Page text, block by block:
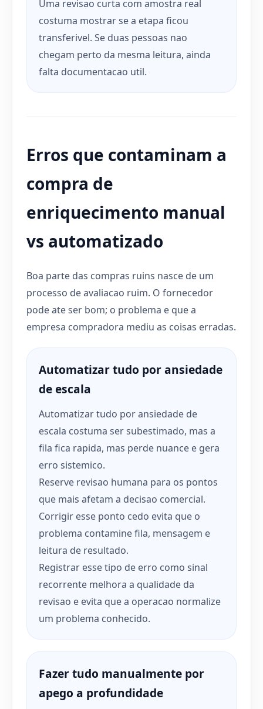
Uma revisao curta com amostra real
costuma mostrar se a etapa ficou
transferivel. Se duas pessoas nao
chegam perto da mesma leitura, ainda
falta documentacao util.
Erros que contaminam a
compra de
enriquecimento manual
vs automatizado
Boa parte das compras ruins nasce de um
processo de avaliacao ruim. O fornecedor
pode ate ser bom; o problema e que a
empresa compradora mediu as coisas erradas.
Automatizar tudo por ansiedade
de escala
Automatizar tudo por ansiedade de
escala costuma ser subestimado, mas a
fila fica rapida, mas perde nuance e gera
erro sistemico.
Reserve revisao humana para os pontos
que mais afetam a decisao comercial.
Corrigir esse ponto cedo evita que o
problema contamine fila, mensagem e
leitura de resultado.
Registrar esse tipo de erro como sinal
recorrente melhora a qualidade da
revisao e evita que a operacao normalize
um problema conhecido.
Fazer tudo manualmente por
apego a profundidade